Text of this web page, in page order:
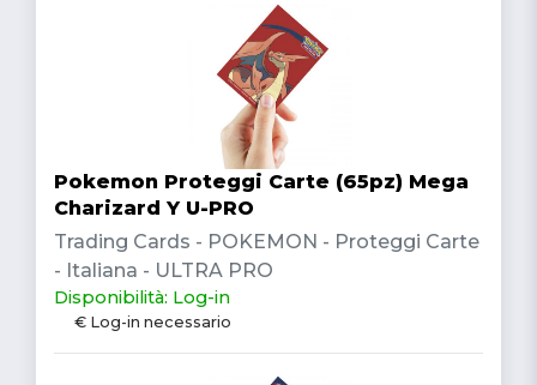
Pokemon Proteggi Carte (65pz) Mega
Charizard Y U-PRO
Trading Cards - POKEMON - Proteggi Carte
- Italiana - ULTRA PRO
Disponibilità: Log-in
€ Log-in necessario